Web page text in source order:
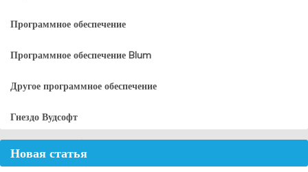
Программное обеспечение
Программное обеспечение Blum
Другое программное обеспечение
Гнездо Вудсофт
Новая статья